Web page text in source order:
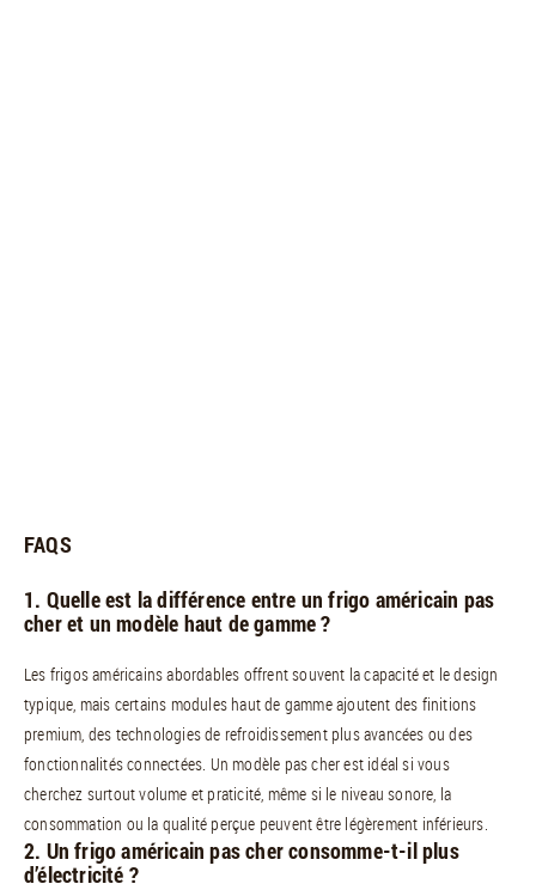
FAQS
1. Quelle est la différence entre un frigo américain pas
cher et un modèle haut de gamme ?
Les frigos américains abordables offrent souvent la capacité et le design
typique, mais certains modules haut de gamme ajoutent des finitions
premium, des technologies de refroidissement plus avancées ou des
fonctionnalités connectées. Un modèle pas cher est idéal si vous
cherchez surtout volume et praticité, même si le niveau sonore, la
consommation ou la qualité perçue peuvent être légèrement inférieurs.
2. Un frigo américain pas cher consomme-t-il plus
d’électricité ?